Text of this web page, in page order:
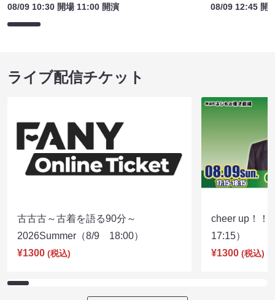
08/09 10:30 開場 11:00 開演
08/09 12:45 開
ライブ配信チケット
古古古～古着を語る90分～
2026Summer（8/9 18:00）
¥1300 (税込)
cheer up！
17:15）
¥1300 (税込)